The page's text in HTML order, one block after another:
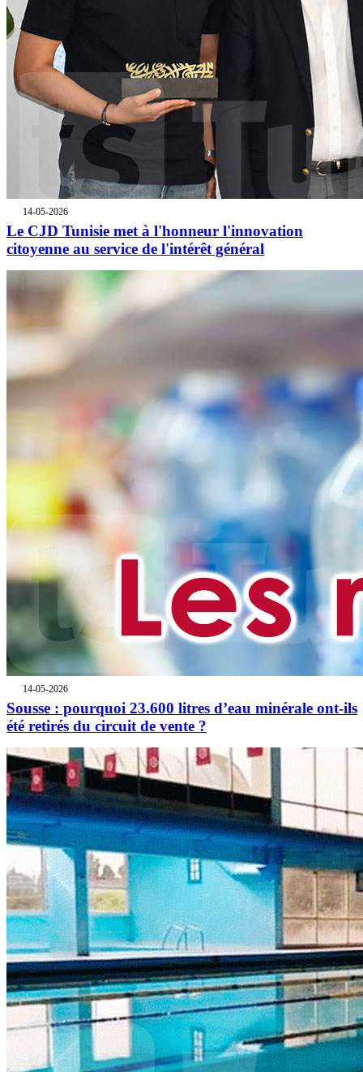
14-05-2026
Le CJD Tunisie met à l'honneur l'innovation
citoyenne au service de l'intérêt général
14-05-2026
Sousse : pourquoi 23.600 litres d’eau minérale ont-ils
été retirés du circuit de vente ?